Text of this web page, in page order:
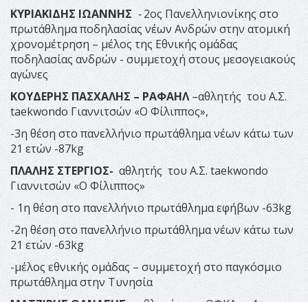
ΚΥΡΙΑΚΙΔΗΣ ΙΩΑΝΝΗΣ -2ος Πανελληνιονίκης στo
πρωτάθλημα ποδηλασίας νέων Ανδρών στην ατομική
χρονομέτρηση – μέλος της Εθνικής ομάδας
ποδηλασίας ανδρών - συμμετοχή στους μεσογειακούς
αγώνες
ΚΟΥΔΕΡΗΣ ΠΑΣΧΑΛΗΣ – ΡΑΦΑΗΛ–αθλητής του Α.Σ.
taekwondo Γιαννιτσών «Ο Φίλιππος»,
-3η θέση στο πανελλήνιο πρωτάθλημα νέων κάτω των
21 ετών -87kg
ΠΛΑΛΗΣ ΣΤΕΡΓΙΟΣ- αθλητής του Α.Σ. taekwondo
Γιαννιτσών «Ο Φίλιππος»
- 1η θέση στο πανελλήνιο πρωτάθλημα εφήβων -63kg
-2η θέση στο πανελλήνιο πρωτάθλημα νέων κάτω των
21 ετών -63kg
-μέλος εθνικής ομάδας – συμμετοχή στο παγκόσμιο
πρωτάθλημα στην Τυνησία